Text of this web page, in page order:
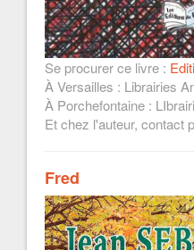
Se procurer ce livre :
À Versailles : Librairies
À Porchefontaine :
Et chez l'auteur, contact
Fred